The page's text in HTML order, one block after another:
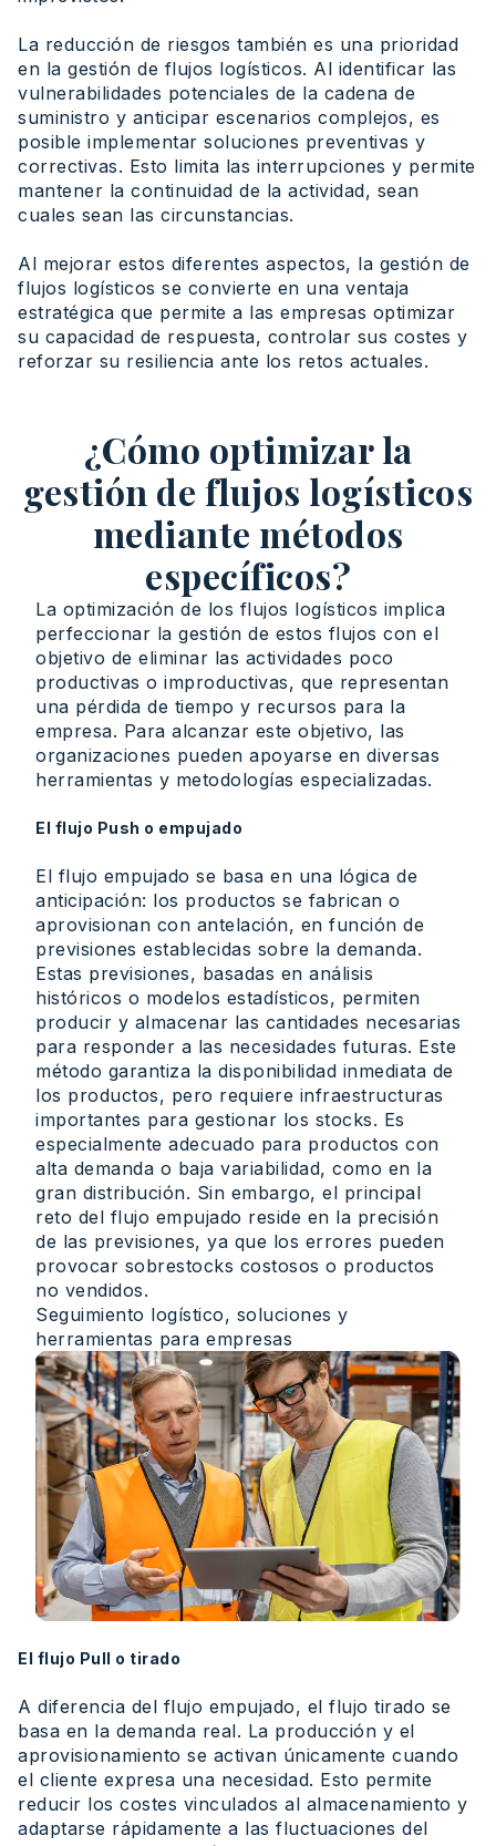
La reducción de riesgos también es una prioridad
en la gestión de flujos logísticos. Al identificar las
vulnerabilidades potenciales de la cadena de
suministro y anticipar escenarios complejos, es
posible implementar soluciones preventivas y
correctivas. Esto limita las interrupciones y permite
mantener la continuidad de la actividad, sean
cuales sean las circunstancias.
Al mejorar estos diferentes aspectos, la gestión de
flujos logísticos se convierte en una ventaja
estratégica que permite a las empresas optimizar
su capacidad de respuesta, controlar sus costes y
reforzar su resiliencia ante los retos actuales.
¿Cómo optimizar la
gestión de flujos logísticos
mediante métodos
específicos?
La optimización de los flujos logísticos implica
perfeccionar la gestión de estos flujos con el
objetivo de eliminar las actividades poco
productivas o improductivas, que representan
una pérdida de tiempo y recursos para la
empresa. Para alcanzar este objetivo, las
organizaciones pueden apoyarse en diversas
herramientas y metodologías especializadas.
El flujo Push o empujado
El flujo empujado se basa en una lógica de
anticipación: los productos se fabrican o
aprovisionan con antelación, en función de
previsiones establecidas sobre la demanda.
Estas previsiones, basadas en análisis
históricos o modelos estadísticos, permiten
producir y almacenar las cantidades necesarias
para responder a las necesidades futuras. Este
método garantiza la disponibilidad inmediata de
los productos, pero requiere infraestructuras
importantes para gestionar los stocks. Es
especialmente adecuado para productos con
alta demanda o baja variabilidad, como en la
gran distribución. Sin embargo, el principal
reto del flujo empujado reside en la precisión
de las previsiones, ya que los errores pueden
provocar sobrestocks costosos o productos
no vendidos.
Seguimiento logístico, soluciones y
herramientas para empresas
El flujo Pull o tirado
A diferencia del flujo empujado, el flujo tirado se
basa en la demanda real. La producción y el
aprovisionamiento se activan únicamente cuando
el cliente expresa una necesidad. Esto permite
reducir los costes vinculados al almacenamiento y
adaptarse rápidamente a las fluctuaciones del